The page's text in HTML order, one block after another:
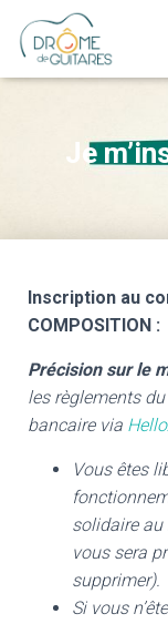
Je
Inscription au
COMPOSITION :
Précision sur le
les règlements
bancaire via
Vous êtes
solidaire
vous sera
supprimer).
Si vous